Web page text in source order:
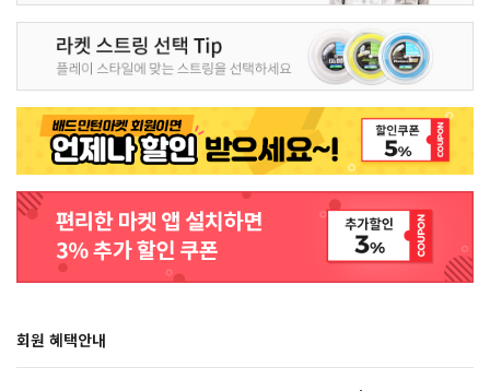
회원 혜택안내